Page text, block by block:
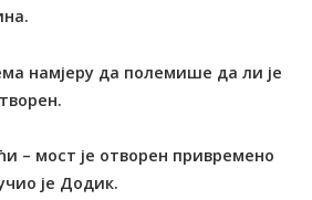
намјеру да полемише да ли је
– мост је отворен привремено
је Додик.